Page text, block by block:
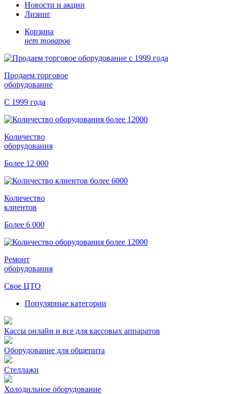
Новости и акции
Лизинг
Корзина
нет товаров
Продаем торговое
оборудование
С 1999 года
Количество
оборудования
Более 12 000
Количество
клиентов
Более 6 000
Ремонт
оборудования
Свое ЦТО
Популярные категории
Кассы онлайн и все для кассовых аппаратов
Оборудование для общепита
Стеллажи
Холодильное оборудование